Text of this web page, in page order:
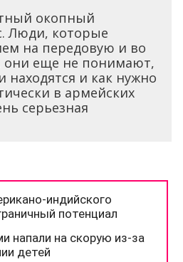
окопный
Люди, которые
на передовую и во
они еще не понимают,
находятся и как нужно
в армейских
серьезная